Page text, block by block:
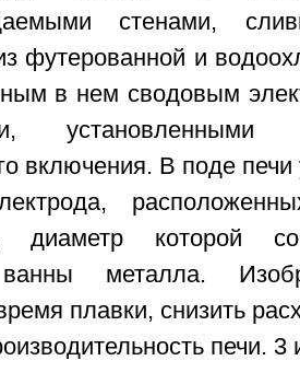
стенами,
футерованной и
в нем сводовым
включения. В поде
диаметр которой
металла.
плавки, снизить
печи. 3